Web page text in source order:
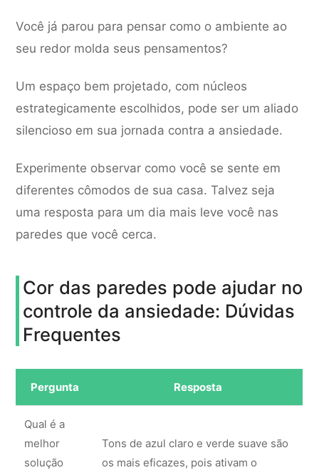
Você já parou para pensar como o ambiente ao
seu redor molda seus pensamentos?
Um espaço bem projetado, com núcleos
estrategicamente escolhidos, pode ser um aliado
silencioso em sua jornada contra a ansiedade.
Experimente observar como você se sente em
diferentes cômodos de sua casa. Talvez seja
uma resposta para um dia mais leve você nas
paredes que você cerca.
Cor das paredes pode ajudar no
controle da ansiedade: Dúvidas
Frequentes
Pergunta Resposta
Qual é a
melhor
solução
Tons de azul claro e verde suave são
os mais eficazes, pois ativam o